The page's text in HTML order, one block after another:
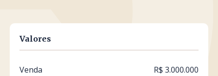
Valores
Venda
R$ 3.000.000